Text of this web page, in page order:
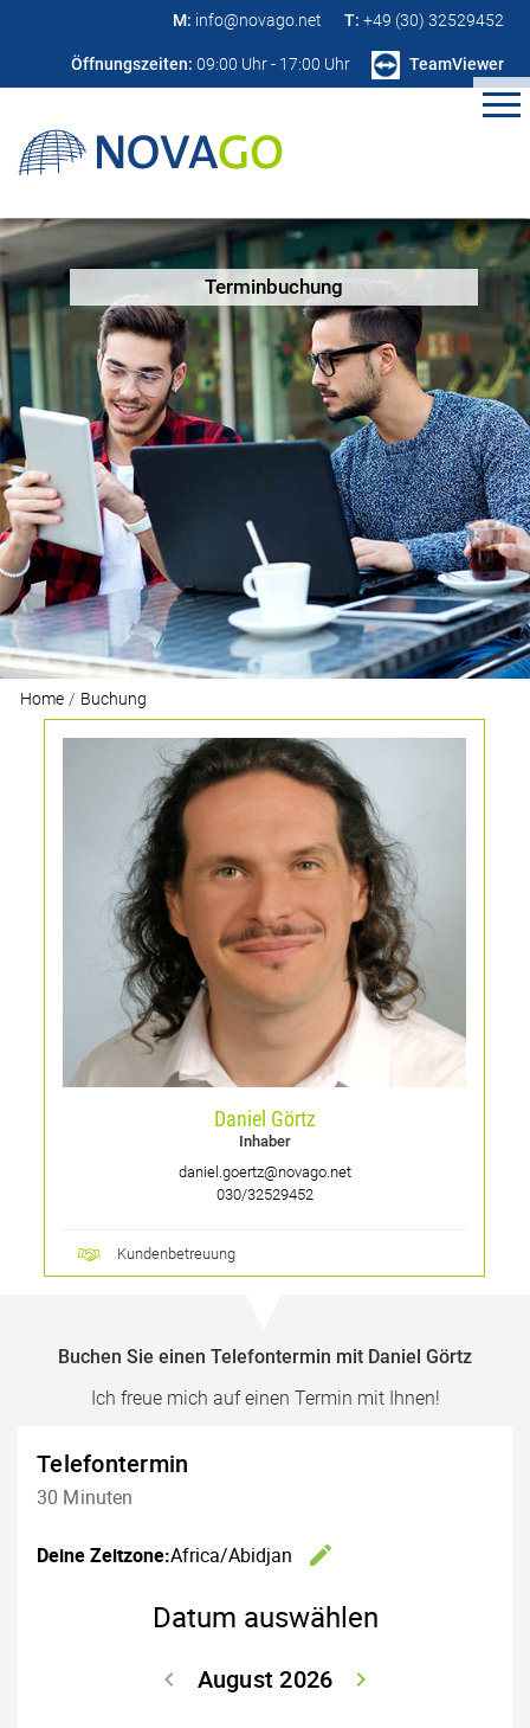
M: info@novago.net T: +49 (30) 32529452
Öffnungszeiten: 09:00 Uhr - 17:00 Uhr TeamViewer
Terminbuchung
Home Buchung
Daniel Görtz
Inhaber
daniel.goertz@novago.net
030/32529452
Kundenbetreuung
Buchen Sie einen Telefontermin mit Daniel Görtz
Ich freue mich auf einen Termin mit Ihnen!